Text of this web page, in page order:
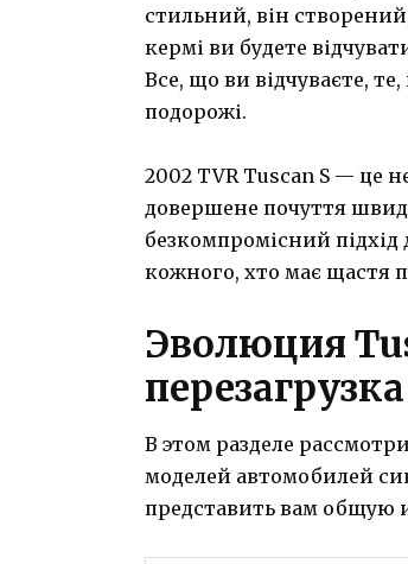
стильний, він
кермі ви будете
Все, що ви відчуваєте,
подорожі.
2002 TVR Tuscan S — це
довершене почуття
безкомпромісний підхід
кожного, хто має щастя
Эволюция
перезагрузка
В этом разделе
моделей автомобилей
представить вам общую